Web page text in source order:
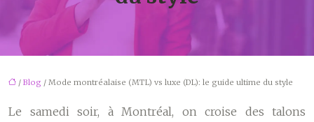
/ Blog / Mode montréalaise (MTL) vs luxe (DL): le guide ultime du style
Le samedi soir, à Montréal, on croise des talons